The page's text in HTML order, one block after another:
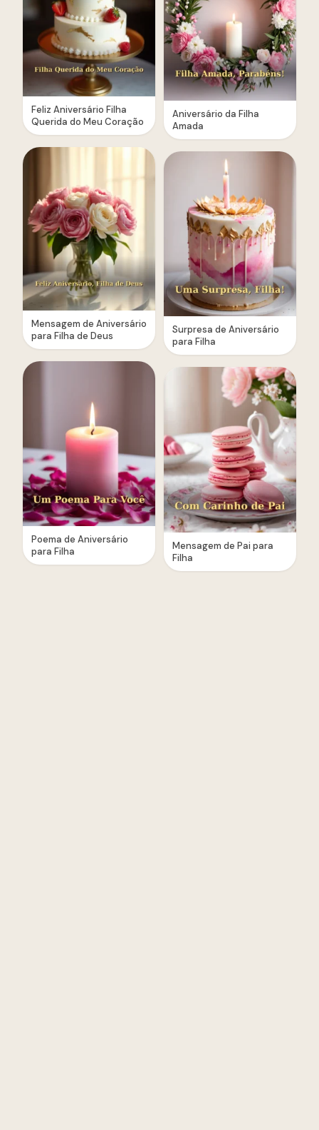
Feliz Aniversário Filha
Querida do Meu Coração
Mensagem de Aniversário
para Filha de Deus
Poema de Aniversário
para Filha
Aniversário da Filha
Amada
Surpresa de Aniversário
para Filha
Mensagem de Pai para
Filha